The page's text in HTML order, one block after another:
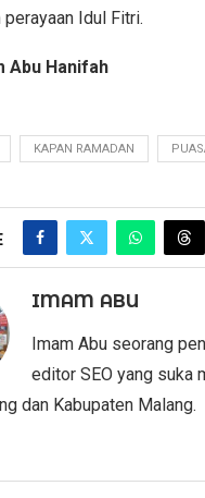
perayaan Idul Fitri.
Abu Hanifah
KAPAN RAMADAN
IMAM ABU
Imam Abu seorang
editor SEO yang suka
dan Kabupaten Malang.